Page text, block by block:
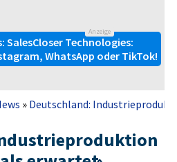
Anzeige
SalesCloser Technologies:
WhatsApp oder TikTok!
» Deutschland: